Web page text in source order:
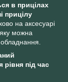
в прицілах
прицілу
на аксесуарі
можна
під час